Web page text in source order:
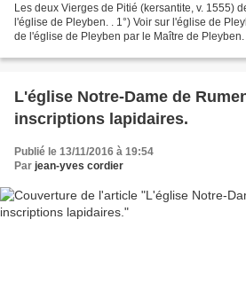
Les deux Vierges de Pitié (kersantite, v. 1555)
l'église de Pleyben. . 1°) Voir sur l'église de
de l'église de Pleyben par le Maître de Pleyben.
L'église Notre-Dame de
inscriptions lapidaires.
Publié le 13/11/2016 à 19:54
Par jean-yves cordier